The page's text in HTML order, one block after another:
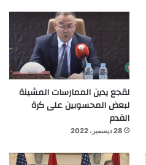
لقجع يدين الممارسات المشينة
لبعض المحسوبين على كرة
القدم
28 ديسمبر، 2022